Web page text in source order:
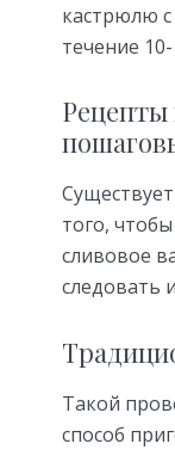
кастрюлю с
течение
Рецепты
того,
сливовое
следовать
Такой
способ